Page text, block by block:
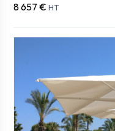
8 657 € HT